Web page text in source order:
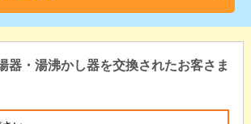
器・湯沸かし器を交換されたお客さま